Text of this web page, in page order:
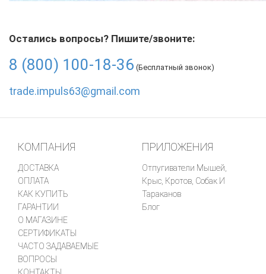
Остались вопросы? Пишите/звоните:
8 (800) 100-18-36 (Бесплатный звонок)
trade.impuls63@gmail.com
КОМПАНИЯ
ДОСТАВКА
ОПЛАТА
КАК КУПИТЬ
ГАРАНТИИ
О МАГАЗИНЕ
СЕРТИФИКАТЫ
ЧАСТО ЗАДАВАЕМЫЕ
ВОПРОСЫ
ПРИЛОЖЕНИЯ
Отпугиватели Мышей,
Крыс, Кротов, Собак И
Тараканов
Блог